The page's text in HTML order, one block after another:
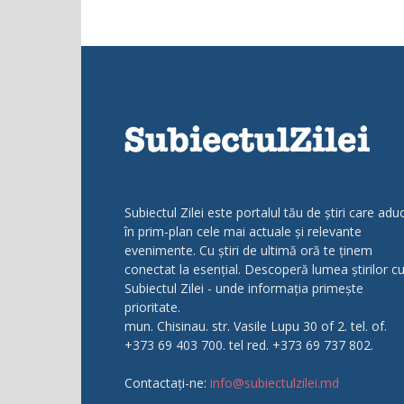
Subiectul Zilei este portalul tău de știri care
în prim-plan cele mai actuale și relevante
evenimente. Cu știri de ultimă oră te ținem
conectat la esențial. Descoperă lumea știrilor cu
Subiectul Zilei - unde informația primește
prioritate.
mun. Chisinau. str. Vasile Lupu 30 of 2. tel. of.
+373 69 403 700. tel red. +373 69 737 802.
Contactați-ne: info@subiectulzilei.md